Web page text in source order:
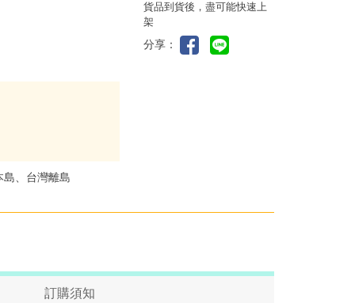
島、台灣離島
貨品到貨後，盡可能快速上
架
分享：
訂購須知